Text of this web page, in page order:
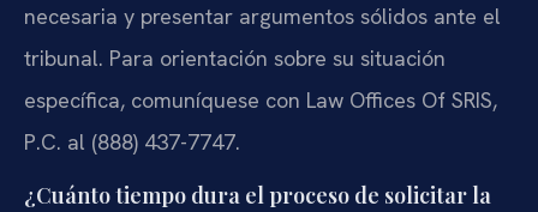
necesaria y presentar argumentos sólidos ante el
tribunal. Para orientación sobre su situación
específica, comuníquese con Law Offices Of SRIS,
P.C. al (888) 437-7747.
¿Cuánto tiempo dura el proceso de solicitar la